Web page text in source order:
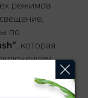
режимов
по
, которая
придает
легкую